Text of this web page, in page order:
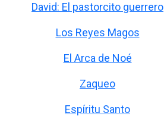
David: El pastorcito guerrero
Los Reyes Magos
El Arca de Noé
Zaqueo
Espíritu Santo